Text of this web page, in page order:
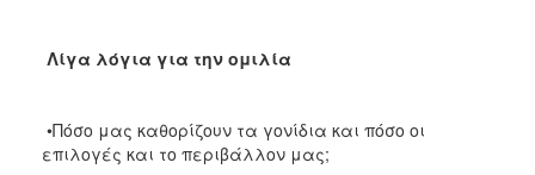
Λίγα λόγια για την ομιλία
•Πόσο μας καθορίζουν τα γονίδια και πόσο οι
επιλογές και το περιβάλλον μας;